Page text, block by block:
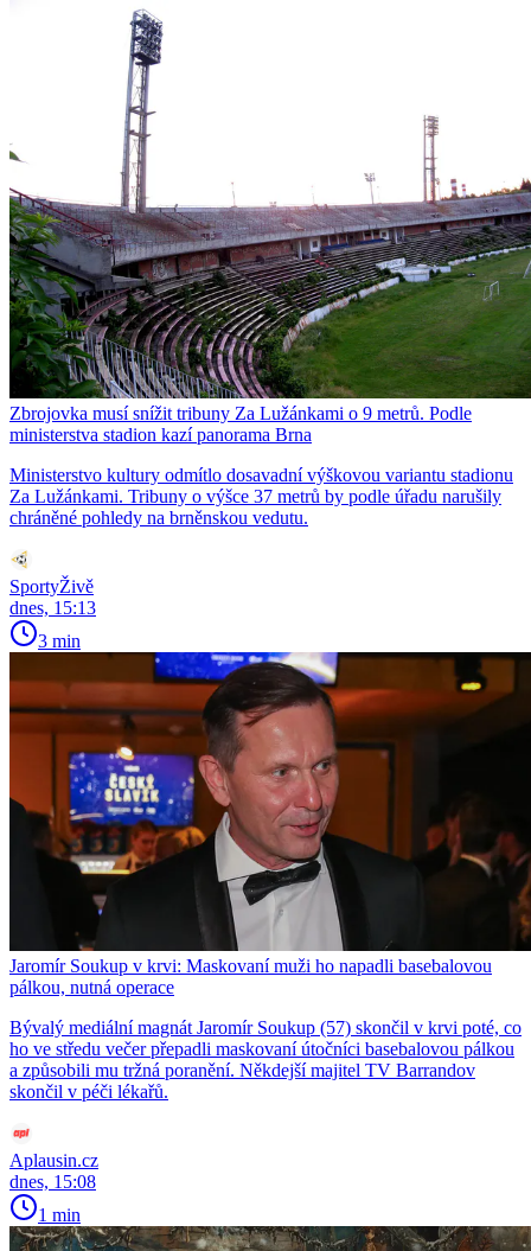
Zbrojovka musí snížit tribuny Za Lužánkami o 9 metrů. Podle
ministerstva stadion kazí panorama Brna
Ministerstvo kultury odmítlo dosavadní výškovou variantu stadionu
Za Lužánkami. Tribuny o výšce 37 metrů by podle úřadu narušily
chráněné pohledy na brněnskou vedutu.
SportyŽivě
dnes, 15:13
3 min
Jaromír Soukup v krvi: Maskovaní muži ho napadli basebalovou
pálkou, nutná operace
Bývalý mediální magnát Jaromír Soukup (57) skončil v krvi poté, co
ho ve středu večer přepadli maskovaní útočníci basebalovou pálkou
a způsobili mu tržná poranění. Někdejší majitel TV Barrandov
skončil v péči lékařů.
Aplausin.cz
dnes, 15:08
1 min